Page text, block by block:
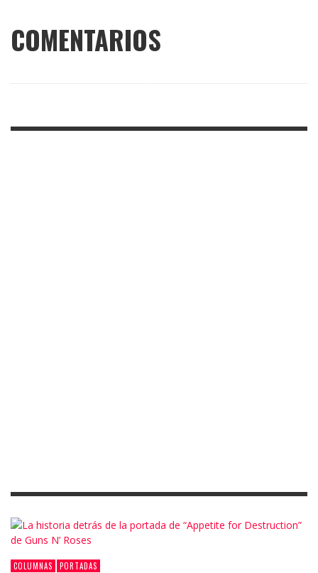
COMENTARIOS
COLUMNAS PORTADAS